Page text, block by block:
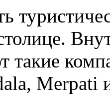
такие
Merpati